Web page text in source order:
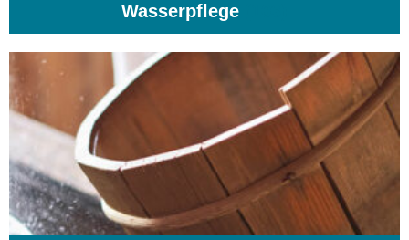
Wasserpflege